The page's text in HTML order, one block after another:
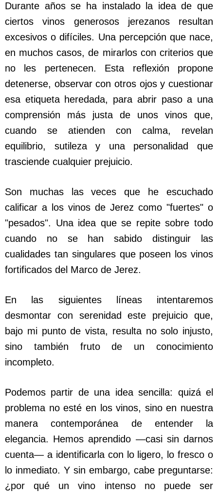
Durante años se ha instalado la idea de que
ciertos vinos generosos jerezanos resultan
excesivos o difíciles. Una percepción que nace,
en muchos casos, de mirarlos con criterios que
no les pertenecen. Esta reflexión propone
detenerse, observar con otros ojos y cuestionar
esa etiqueta heredada, para abrir paso a una
comprensión más justa de unos vinos que,
cuando se atienden con calma, revelan
equilibrio, sutileza y una personalidad que
trasciende cualquier prejuicio.
Son muchas las veces que he escuchado
calificar a los vinos de Jerez como "fuertes" o
"pesados". Una idea que se repite sobre todo
cuando no se han sabido distinguir las
cualidades tan singulares que poseen los vinos
fortificados del Marco de Jerez.
En las siguientes líneas intentaremos
desmontar con serenidad este prejuicio que,
bajo mi punto de vista, resulta no solo injusto,
sino también fruto de un conocimiento
incompleto.
Podemos partir de una idea sencilla: quizá el
problema no esté en los vinos, sino en nuestra
manera contemporánea de entender la
elegancia. Hemos aprendido —casi sin darnos
cuenta— a identificarla con lo ligero, lo fresco o
lo inmediato. Y sin embargo, cabe preguntarse:
¿por qué un vino intenso no puede ser